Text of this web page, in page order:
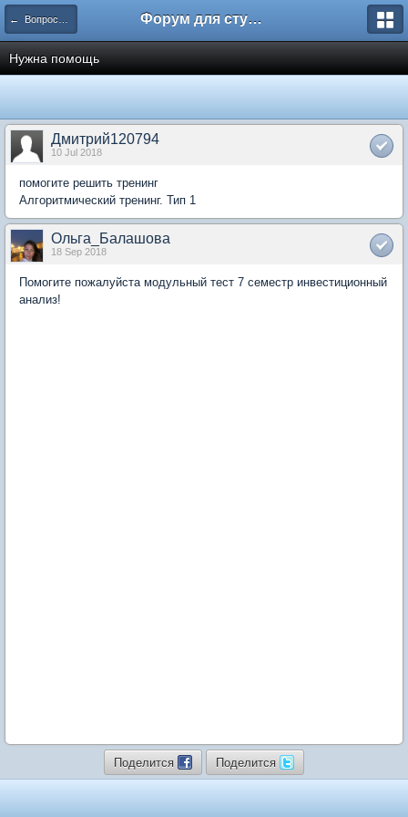
← Вопросы и ответы Форум для студента СГА
Нужна помощь
Дмитрий120794
10 Jul 2018
помогите решить тренинг
Алгоритмический тренинг. Тип 1
Ольга_Балашова
18 Sep 2018
Помогите пожалуйста модульный тест 7 семестр инвестиционный
анализ!
Поделится Поделится